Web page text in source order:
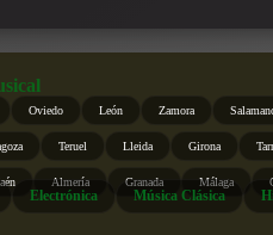
Oviedo León Zamora
Teruel Lleida Girona
Almería Granada Málaga
Electrónica Música Clásica